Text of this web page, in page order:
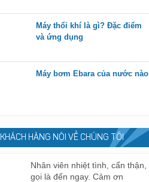
Máy thổi khí là gì? Đặc điểm
và ứng dụng
Máy bơm Ebara của nước nào
KHÁCH HÀNG NÓI VỀ CHÚNG TÔI
Nhân viên nhiệt tình, cẩn thận,
gọi là đến ngay. Cảm ơn